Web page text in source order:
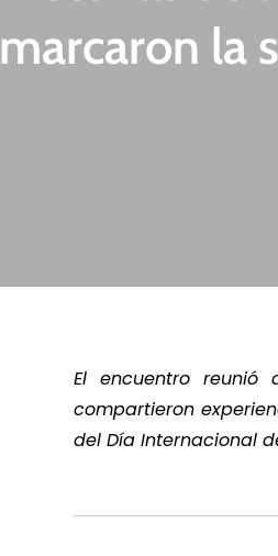
marcaron la
El encuentro
compartieron
del Día Internacional